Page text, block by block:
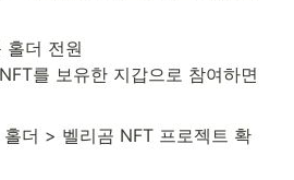
홀더 전원
를 보유한 지갑으로 참여하면
더 > 벨리곰 NFT 프로젝트 확